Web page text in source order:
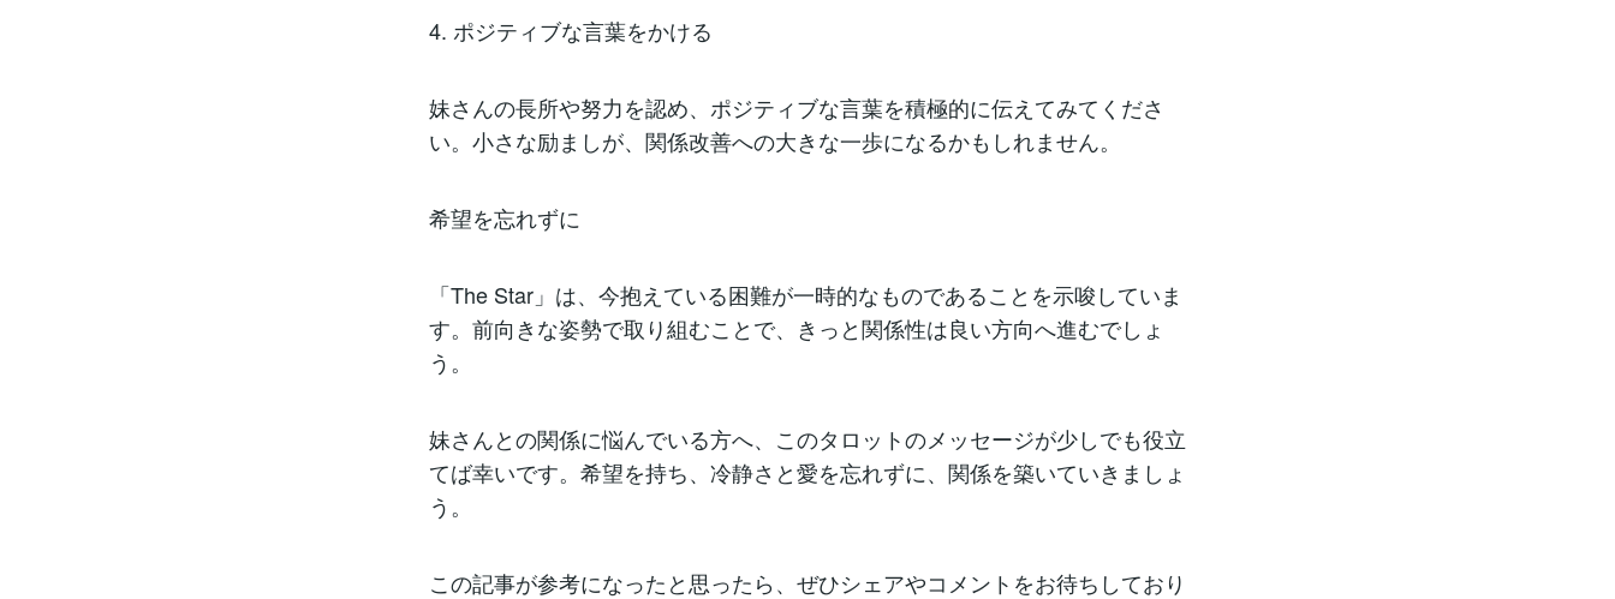
4. ポジティブな言葉をかける
妹さんの長所や努力を認め、ポジティブな言葉を積極的に伝えてみてくださ
い。小さな励ましが、関係改善への大きな一歩になるかもしれません。
希望を忘れずに
「The Star」は、今抱えている困難が一時的なものであることを示唆していま
す。前向きな姿勢で取り組むことで、きっと関係性は良い方向へ進むでしょ
う。
妹さんとの関係に悩んでいる方へ、このタロットのメッセージが少しでも役立
てば幸いです。希望を持ち、冷静さと愛を忘れずに、関係を築いていきましょ
う。
この記事が参考になったと思ったら、ぜひシェアやコメントをお待ちしており